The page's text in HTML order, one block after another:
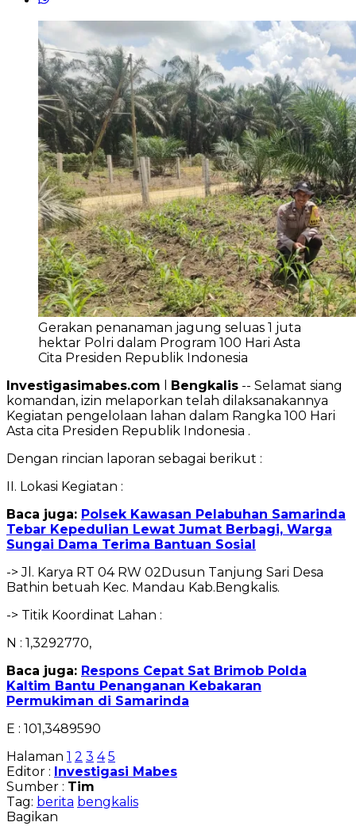
Gerakan penanaman jagung seluas 1 juta
hektar Polri dalam Program 100 Hari Asta
Cita Presiden Republik Indonesia
Investigasimabes.com
Bengkalis -- Selamat siang
komandan, izin melaporkan telah dilaksanakannya
Kegiatan pengelolaan lahan dalam Rangka 100 Hari
Asta cita Presiden Republik Indonesia .
Dengan rincian laporan sebagai berikut :
II. Lokasi Kegiatan :
Baca juga: Polsek Kawasan Pelabuhan Samarinda
Tebar Kepedulian Lewat Jumat Berbagi, Warga
Sungai Dama Terima Bantuan Sosial
-> Jl. Karya RT 04 RW 02Dusun Tanjung Sari Desa
Bathin betuah Kec. Mandau Kab.Bengkalis.
-> Titik Koordinat Lahan :
N : 1,3292770,
Baca juga: Respons Cepat Sat Brimob Polda
Kaltim Bantu Penanganan Kebakaran
Permukiman di Samarinda
E : 101,3489590
Halaman 1 2 3 4 5
Editor : Investigasi Mabes
Sumber : Tim
Tag: berita bengkalis
Bagikan